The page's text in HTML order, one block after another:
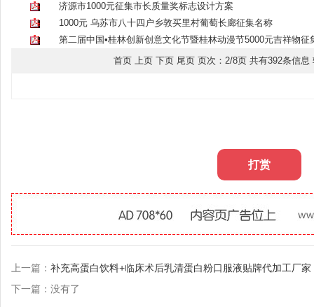
济源市1000元征集市长质量奖标志设计方案
1000元 乌苏市八十四户乡敦买里村葡萄长廊征集名称
第二届中国•桂林创新创意文化节暨桂林动漫节5000元吉祥物征
首页 上页 下页 尾页 页次：2/8页 共有392条信息
打赏
上一篇： 补充高蛋白饮料+临床术后乳清蛋白粉口服液贴牌代加工厂家
下一篇：没有了